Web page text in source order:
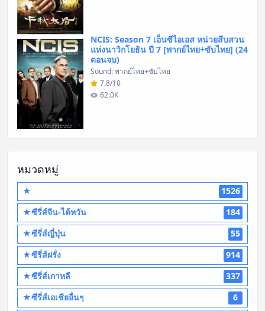
NCIS: Season 7 เอ็นซีไอเอส หน่วยสืบสวน
แห่งนาวิกโยธิน ปี 7 [พากย์ไทย+ซับไทย] (24
ตอนจบ)
Sound: พากย์ไทย+ซับไทย
7.8/10
62.0K
หมวดหมู่
★
1526
★ซีรี่ส์จีน-ไต้หวัน
184
★ซีรี่ส์ญี่ปุ่น
55
★ซีรี่ส์ฝรั่ง
914
★ซีรี่ส์เกาหลี
337
★ซีรี่ส์เอเชียอื่นๆ
6